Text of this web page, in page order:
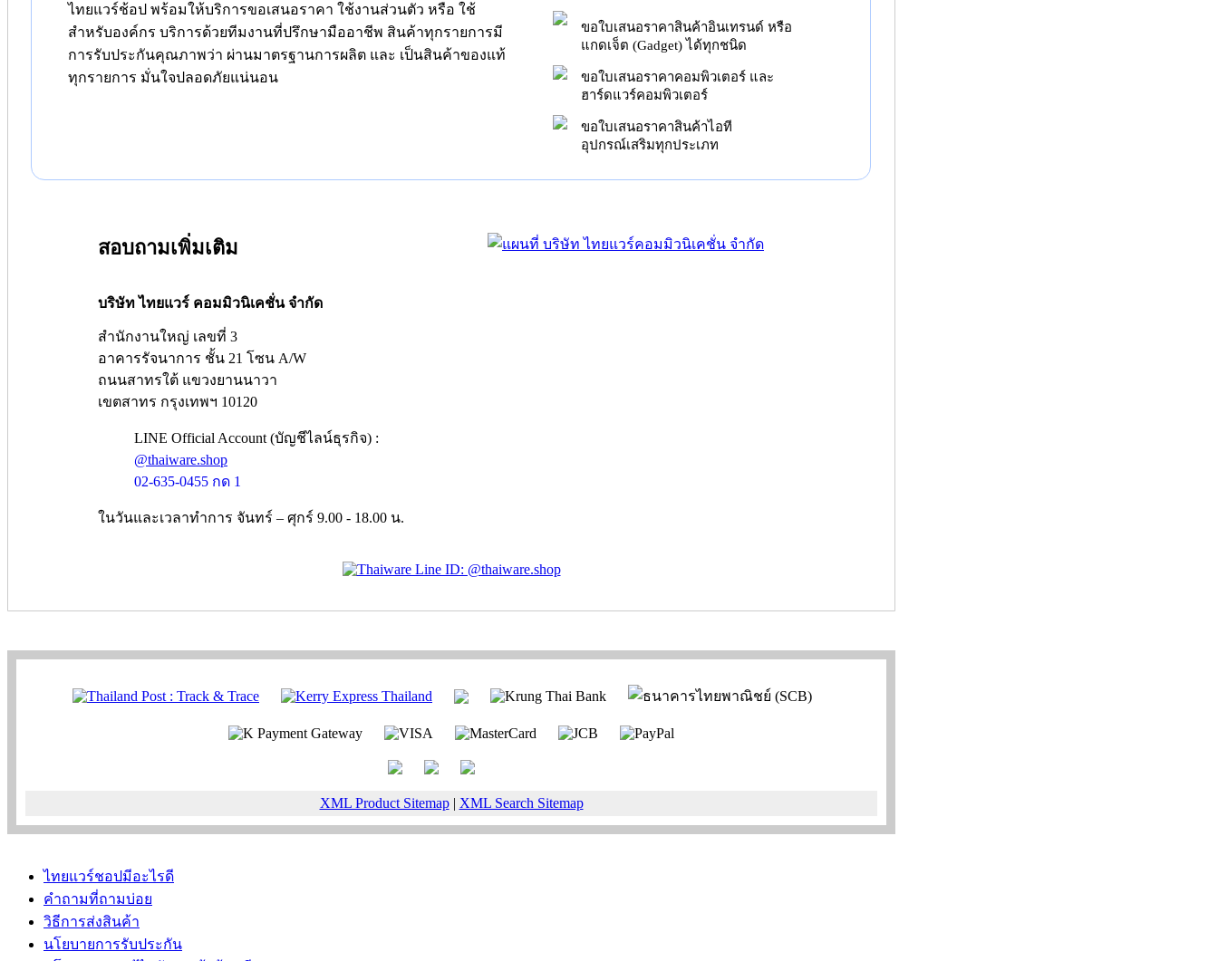
ไทยแวร์ช้อป พร้อมให้บริการขอเสนอราคา ใช้งานส่วนตัว หรือ ใช้
สำหรับองค์กร บริการด้วยทีมงานที่ปรึกษามืออาชีพ สินค้าทุกรายการมี
การรับประกันคุณภาพว่า ผ่านมาตรฐานการผลิต และ เป็นสินค้าของแท้
ทุกรายการ มั่นใจปลอดภัยแน่นอน
ขอใบเสนอราคาสินค้าอินเทรนด์ หรือ
แกดเจ็ต (Gadget) ได้ทุกชนิด
ขอใบเสนอราคาคอมพิวเตอร์ และ
ฮาร์ดแวร์คอมพิวเตอร์
ขอใบเสนอราคาสินค้าไอที
อุปกรณ์เสริมทุกประเภท
สอบถามเพิ่มเติม
บริษัท ไทยแวร์ คอมมิวนิเคชั่น จำกัด
สำนักงานใหญ่ เลขที่ 3
อาคารรัจนาการ ชั้น 21 โซน A/W
ถนนสาทรใต้ แขวงยานนาวา
เขตสาทร กรุงเทพฯ 10120
LINE Official Account (บัญชีไลน์ธุรกิจ) :
@thaiware.shop
02-635-0455 กด 1
ในวันและเวลาทำการ จันทร์ – ศุกร์ 9.00 - 18.00 น.
XML Product Sitemap| XML Search Sitemap
ไทยแวร์ชอปมีอะไรดี
คำถามที่ถามบ่อย
วิธีการส่งสินค้า
นโยบายการรับประกัน